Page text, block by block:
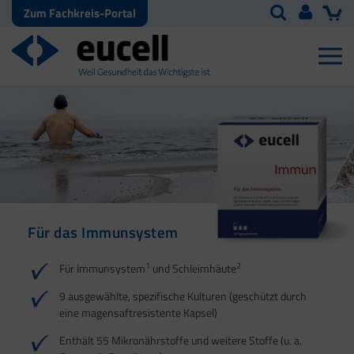
Zum Fachkreis-Portal
Für das Immunsystem
Für Immunsystem1 und Schleimhäute2
9 ausgewählte, spezifische Kulturen (geschützt durch
eine magensaftresistente Kapsel)
Enthält 55 Mikronährstoffe und weitere Stoffe (u. a.
Für Haut, Haare und
4
Für Ihre natürliche